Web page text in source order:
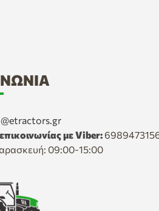
με Viber:
09:00-15:00